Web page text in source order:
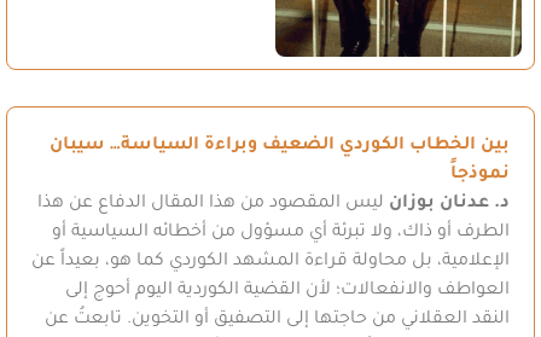
بين الخطاب الكوردي الضعيف وبراءة السياسة… سيبان
نموذجاً
د. عدنان بوزان ليس المقصود من هذا المقال الدفاع عن هذا
الطرف أو ذاك، ولا تبرئة أي مسؤول من أخطائه السياسية أو
الإعلامية، بل محاولة قراءة المشهد الكوردي كما هو، بعيداً عن
العواطف والانفعالات؛ لأن القضية الكوردية اليوم أحوج إلى
النقد العقلاني من حاجتها إلى التصفيق أو التخوين. تابعتُ عن